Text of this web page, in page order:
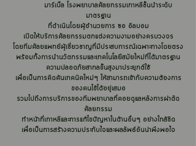
มาร์เบิ้ล โรงพยาบาลศัลยกรรมเกาหลีชั้นนำระดับ
มาตรฐาน
ที่ดำเนินโดยผู้อำนวยการ ซอ อิลบอม
เปิดให้บริการศัลยกรรมตกแต่งความงามอย่างครบวงจร
โดยทีมศัลยแพทย์ผู้เชี่ยวชาญที่มีประสบการณ์เฉพาะทางโดยตรง
พร้อมทั้งการนำนวัตกรรมและเทคโนโลยีสมัยใหม่ที่ได้มาตรฐาน
ความปลอดภัยสากลขั้นสูงมาประยุกต์ใช้
เพื่อเป็นการคิดค้นเทคนิคใหม่ๆ ให้สามารถเข้ากับความต้องการ
ของคนไข้ได้อยู่เสมอ
รวมไปถึงการบริการของทีมพยาบาลที่คอยดูแลหลังการผ่าตัด
ศัลยกรรม
ทำหน้าที่เกาหลีและการแก้ไขปัญหาในด้านอื่นๆ อย่างใกล้ชิด
เพื่อเป็นการสร้างความประทับใจและผลลัพธ์อันน่าพึงพอใจ